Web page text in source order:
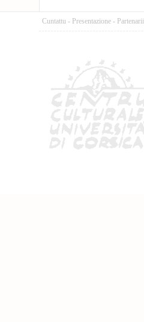
Cuntattu - Presentazione - Partenarii